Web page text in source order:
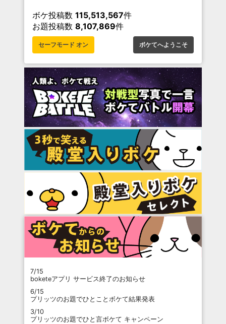
ボケ投稿数 115,513,567件
お題投稿数 8,107,869件
セーフモード オン ボケてへようこそ
7/15
boketeアプリ サービス終了のお知らせ
6/15
プリッツのお題でひとことボケて結果発表
3/10
プリッツのお題でひと言ボケて キャンペーン